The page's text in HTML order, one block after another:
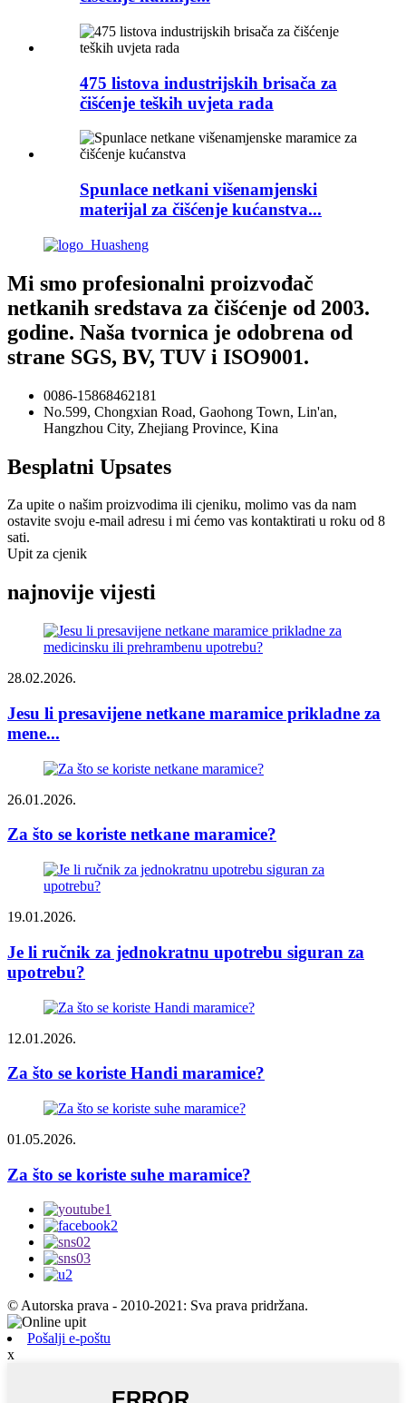
475 listova industrijskih brisača za
čišćenje teških uvjeta rada
Spunlace netkani višenamjenski
materijal za čišćenje kućanstva...
Mi smo profesionalni proizvođač
netkanih sredstava za čišćenje od 2003.
godine. Naša tvornica je odobrena od
strane SGS, BV, TUV i ISO9001.
0086-15868462181
No.599, Chongxian Road, Gaohong Town, Lin'an,
Hangzhou City, Zhejiang Province, Kina
Besplatni Upsates
Za upite o našim proizvodima ili cjeniku, molimo vas da nam
ostavite svoju e-mail adresu i mi ćemo vas kontaktirati u roku od 8
sati.
Upit za cjenik
najnovije vijesti
28.02.2026.
Jesu li presavijene netkane maramice prikladne za
mene...
26.01.2026.
Za što se koriste netkane maramice?
19.01.2026.
Je li ručnik za jednokratnu upotrebu siguran za
upotrebu?
12.01.2026.
Za što se koriste Handi maramice?
01.05.2026.
Za što se koriste suhe maramice?
© Autorska prava - 2010-2021: Sva prava pridržana.
Pošalji e-poštu
x